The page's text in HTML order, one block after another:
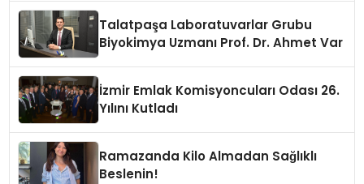
Talatpaşa Laboratuvarlar Grubu
Biyokimya Uzmanı Prof. Dr. Ahmet Var
İzmir Emlak Komisyoncuları Odası 26.
Yılını Kutladı
Ramazanda Kilo Almadan Sağlıklı
Beslenin!